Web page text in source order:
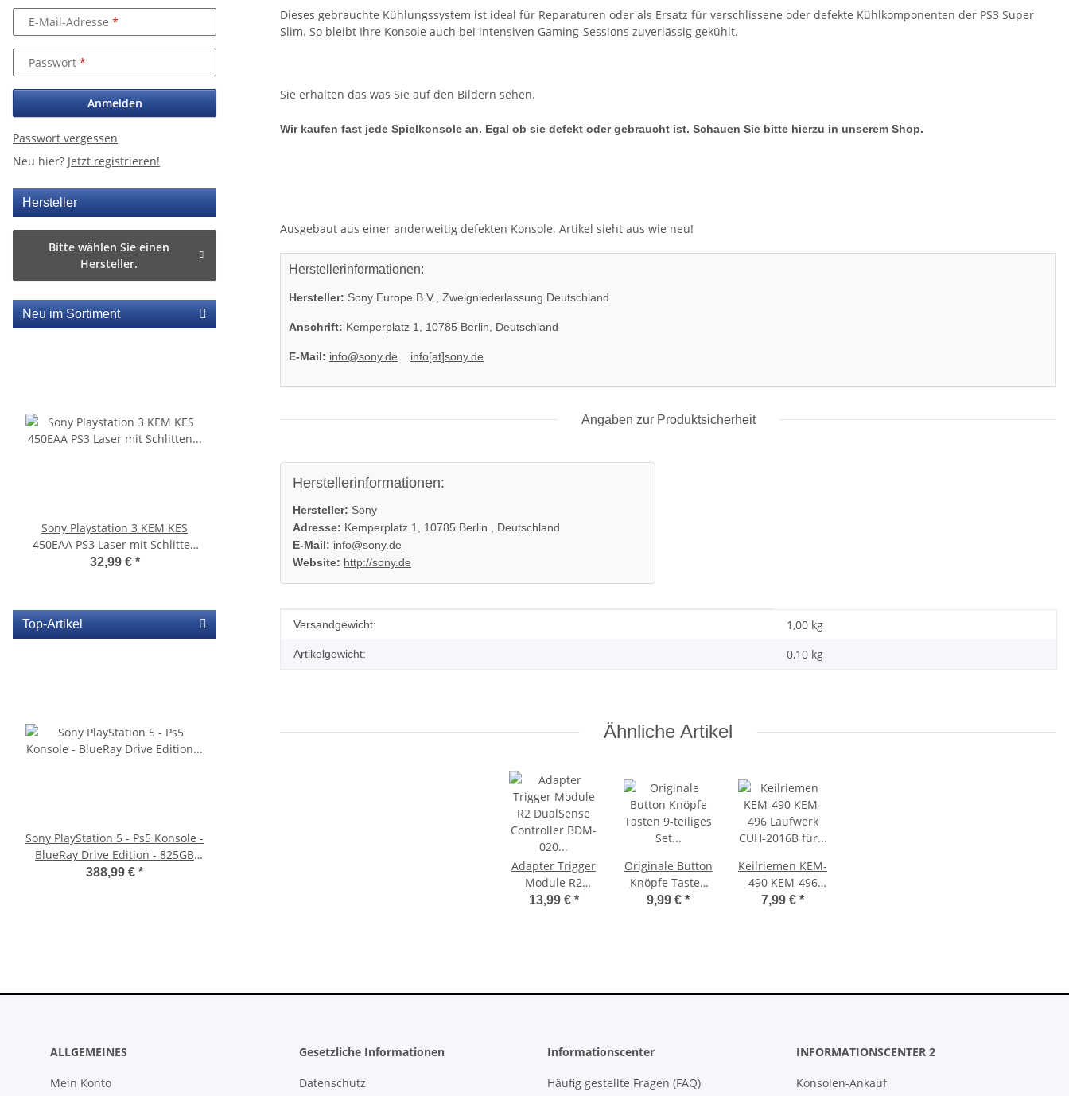
Dieses gebrauchte Kühlungssystem ist ideal für Reparaturen oder als Ersatz für verschlissene oder defekte Kühlkomponenten der PS3 Super
Slim. So bleibt Ihre Konsole auch bei intensiven Gaming-Sessions zuverlässig gekühlt.
Sie erhalten das was Sie auf den Bildern sehen.
Wir kaufen fast jede Spielkonsole an. Egal ob sie defekt oder gebraucht ist. Schauen Sie bitte hierzu in unserem Shop.
Ausgebaut aus einer anderweitig defekten Konsole. Artikel sieht aus wie neu!
Herstellerinformationen:
Hersteller: Sony Europe B.V., Zweigniederlassung Deutschland
Anschrift: Kemperplatz 1, 10785 Berlin, Deutschland
E-Mail: info@sony.de info[at]sony.de
Angaben zur Produktsicherheit
Herstellerinformationen:
Hersteller: Sony
Adresse: Kemperplatz 1, 10785 Berlin , Deutschland
E-Mail: info@sony.de
Website: http://sony.de
Produkteigenschaft
Wert
Versandgewicht: 1,00 kg
Artikelgewicht: 0,10 kg
Ähnliche Artikel
Adapter Trigger
Module R2
DualSense
13,99 € *
Originale Button
Knöpfe Tasten
9-teiliges Set
9,99 € *
Keilriemen KEM-
490 KEM-496
Laufwerk CUH-
7,99 € *
E-Mail-Adresse
Passwort
Anmelden
Passwort vergessen
Neu hier? Jetzt registrieren!
Hersteller
Bitte wählen Sie einen
Hersteller.
Neu im Sortiment
Sony Playstation 3 KEM KES
450EAA PS3 Laser mit Schlitten
Blu-Ray Laufwerk gebraucht
32,99 € *
SONY PS3 Slim Netzteil APS250
internes Netzteil 220V gebraucht
29,99 €*
SONY PS3 Slim Netzteil EADP
Top-Artikel
Sony PlayStation 5 - Ps5 Konsole -
BlueRay Drive Edition - 825GB
CFI-1216A gebraucht
388,99 € *
Sony PlayStation 5 - Ps5 Konsole -
Digital Edition- 825GB CFI-1016B
gebraucht
395,00 €*
ALLGEMEINES
Mein Konto
Gesetzliche Informationen
Datenschutz
Informationscenter
Häufig gestellte Fragen (FAQ)
INFORMATIONSCENTER 2
Konsolen-Ankauf